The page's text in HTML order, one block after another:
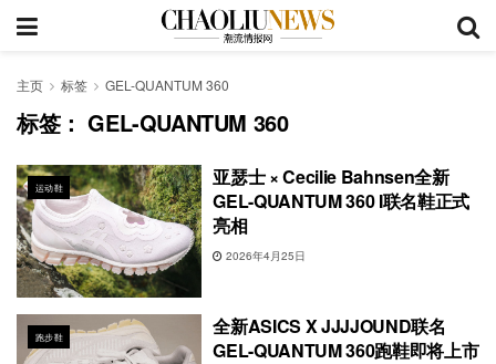
主页 标签 GEL-QUANTUM 360
标签：GEL-QUANTUM 360
运动鞋
亚瑟士 × Cecilie Bahnsen全新
GEL-QUANTUM 360 I联名鞋正式
亮相
2026年4月25日
跑步鞋
全新ASICS X JJJJOUND联名
GEL-QUANTUM 360跑鞋即将上市